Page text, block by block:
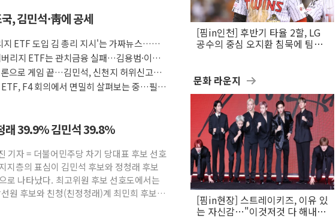
, 김민석·靑에 공세
지 ETF 도입 김 총리 지시'는 가짜뉴스…법
리지 ETF는 관치금융 실패…김용범·이억
으로 게임 끝…김민석, 신천지 허위신고에
F4 회의에서 면밀히 살펴보는 중…필요
래 39.9% 김민석 39.8%
기자 = 더불어민주당 차기 당대표 후보 선호
지층의 표심이 김민석 후보와 정청래 후보
로 나타났다. 최고위원 후보 선호도에서는
원 후보와 친청(친정청래)계 최민희 후보가
[핌in인천] 후반기 타율 2할, LG
공수의 중심 오지환 침묵에 팀도
문화 라운지
[핌in현장] 스트레이키즈, 이유 있
는 자신감…"이것저것 다 해내는